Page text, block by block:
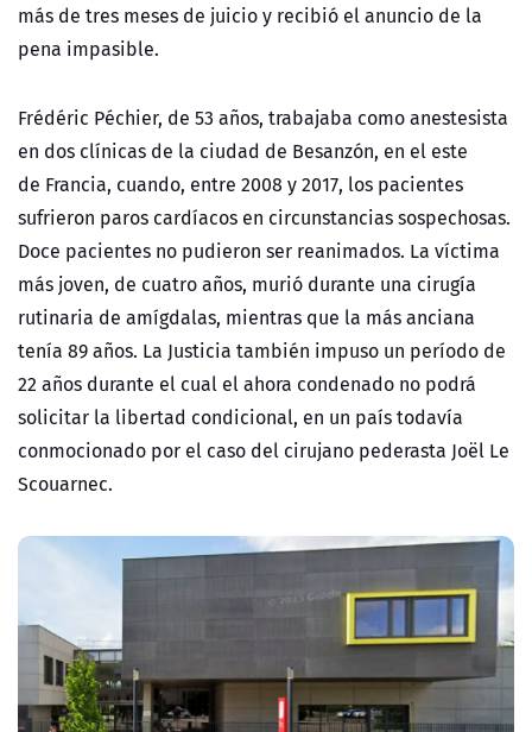
más de tres meses de juicio y recibió el anuncio de la
pena impasible.
Frédéric Péchier, de 53 años, trabajaba como anestesista
en dos clínicas de la ciudad de Besanzón, en el este
de Francia, cuando, entre 2008 y 2017, los pacientes
sufrieron paros cardíacos en circunstancias sospechosas.
Doce pacientes no pudieron ser reanimados. La víctima
más joven, de cuatro años, murió durante una cirugía
rutinaria de amígdalas, mientras que la más anciana
tenía 89 años. La Justicia también impuso un período de
22 años durante el cual el ahora condenado no podrá
solicitar la libertad condicional, en un país todavía
conmocionado por el caso del cirujano pederasta Joël Le
Scouarnec.